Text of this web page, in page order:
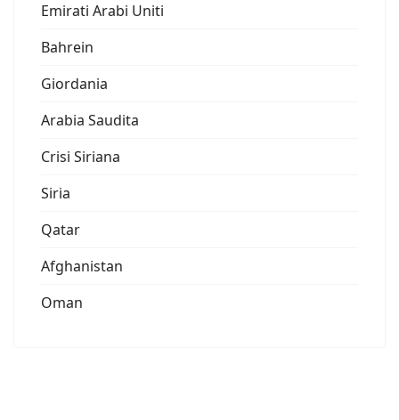
Emirati Arabi Uniti
Bahrein
Giordania
Arabia Saudita
Crisi Siriana
Siria
Qatar
Afghanistan
Oman